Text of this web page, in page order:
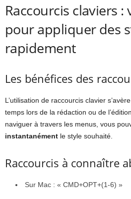
Raccourcis claviers :
pour appliquer des
rapidement
Les bénéfices des
L’utilisation de raccourcis clavier
temps lors de la rédaction ou de
naviguer à travers les menus, vous
instantanément le style souhaité.
Raccourcis à connaître
Sur Mac : « CMD+OPT+(1-6) »